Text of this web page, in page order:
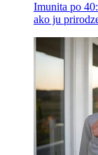
Imunita po
ako ju